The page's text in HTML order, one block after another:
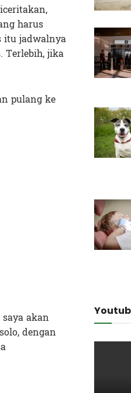
harus
itu jadwalnya
Terlebih, jika
pulang ke
akan
dengan